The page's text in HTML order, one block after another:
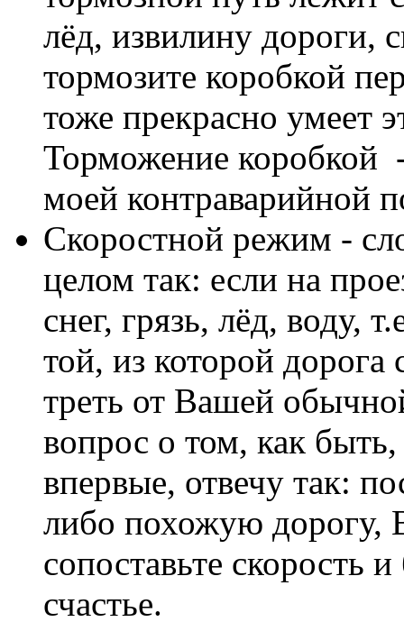
лёд, извилину дороги,
тормозите коробкой
тоже прекрасно умеет
Торможение коробкой
моей контраварийной
Скоростной режим -
целом так: если на
снег, грязь, лёд, воду,
той, из которой дорога
треть от Вашей
вопрос о том, как
впервые, отвечу так:
либо похожую дорогу,
сопоставьте скорость
счастье.